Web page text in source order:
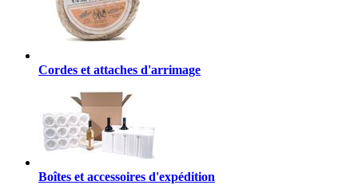
Cordes et attaches d'arrimage
Boîtes et accessoires d'expédition